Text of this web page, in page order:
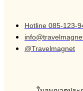
Hotline 085-123-
@Travelmagnet